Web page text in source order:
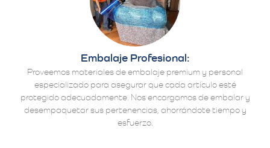
Embalaje Profesional:
Proveemos materiales de embalaje premium y personal
especializado para asegurar que cada artículo esté
protegido adecuadamente. Nos encargamos de embalar y
desempaquetar sus pertenencias, ahorrándote tiempo y
esfuerzo.